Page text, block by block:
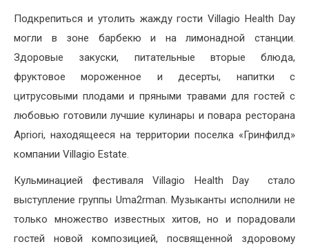
Подкрепиться и утолить жажду гости Villagio Health Day
могли в зоне барбекю и на лимонадной станции.
Здоровые закуски, питательные вторые блюда,
фруктовое мороженное и десерты, напитки с
цитрусовыми плодами и пряными травами для гостей с
любовью готовили лучшие кулинары и повара ресторана
Apriori, находящееся на территории поселка «Гринфилд»
компании Villagio Estate.
Кульминацией фестиваля Villagio Health Day стало
выступление группы Uma2rman. Музыканты исполнили не
только множество известных хитов, но и порадовали
гостей новой композицией, посвященной здоровому